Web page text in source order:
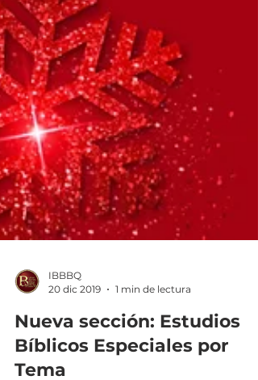
20 dic 2019
1 min de lectura
Nueva sección: Estudios
Bíblicos Especiales por